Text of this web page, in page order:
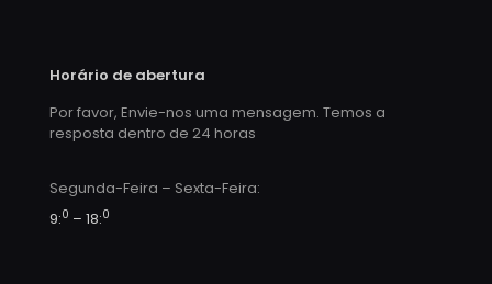
Horário de abertura
Por favor, Envie-nos uma mensagem. Temos a
resposta dentro de 24 horas
Segunda-Feira – Sexta-Feira:
9:0 – 18:0